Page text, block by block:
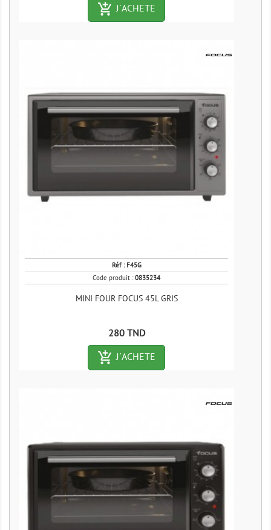
add_shopping_cart-outlined
J´ACHETE
Réf : F45G
Code produit :0835234
MINI FOUR FOCUS 45L GRIS
Prix
280 TND
add_shopping_cart-outlined
J´ACHETE